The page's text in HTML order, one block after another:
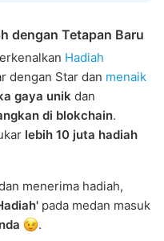
dengan Tetapan Baru
Hadiah
dengan Star dan menaik
gaya unik dan
di blokchain.
lebih 10 juta hadiah
menerima hadiah,
pada medan masuk
.